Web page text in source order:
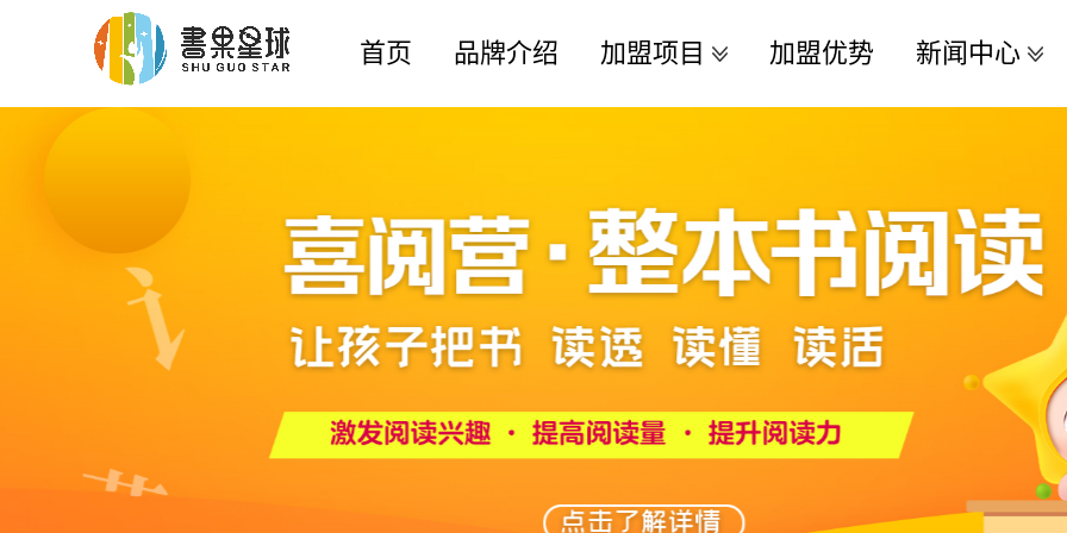
首页 品牌介绍 加盟项目 加盟优势 新闻中心